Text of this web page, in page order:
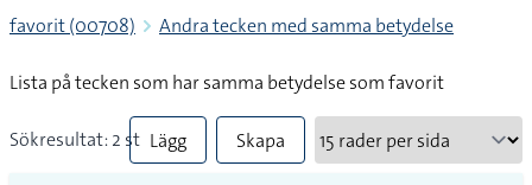
favorit (00708) Andra tecken med samma betydelse
Lista på tecken som har samma betydelse som favorit
Sökresultat: 2 st Lägg
Skapa